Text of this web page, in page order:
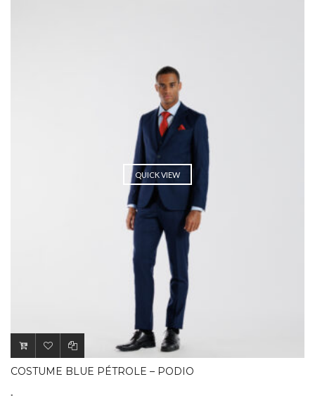
QUICK VIEW
COSTUME BLUE PÉTROLE – PODIO